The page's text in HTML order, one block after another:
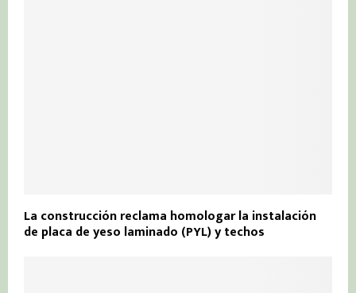
La construcción reclama homologar la instalación
de placa de yeso laminado (PYL) y techos